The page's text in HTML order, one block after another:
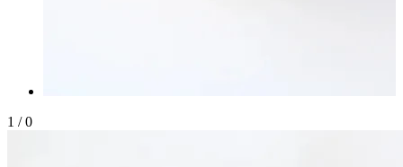
1 / 0